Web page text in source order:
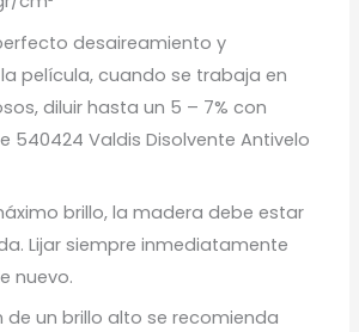
desaireamiento y
película, cuando se trabaja en
diluir hasta un 5 – 7% con
540424 Valdis Disolvente Antivelo
brillo, la madera debe estar
Lijar siempre inmediatamente
nuevo.
de un brillo alto se recomienda